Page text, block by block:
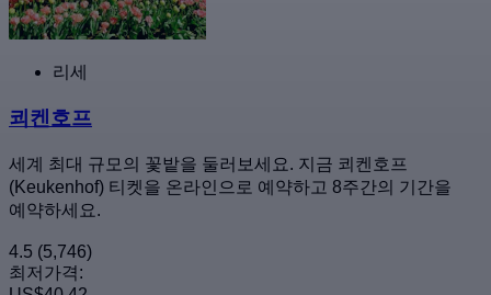
리세
쾨켄호프
세계 최대 규모의 꽃밭을 둘러보세요. 지금 쾨켄호프
(Keukenhof) 티켓을 온라인으로 예약하고 8주간의 기간을
예약하세요.
4.5 (5,746)
최저가격: